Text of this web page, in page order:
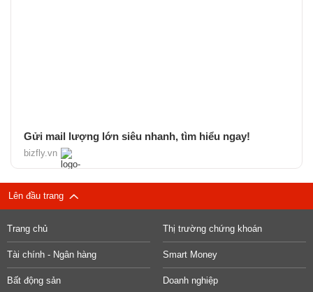
Gửi mail lượng lớn siêu nhanh, tìm hiểu ngay!
bizfly.vn
Lên đầu trang
Trang chủ Thị trường chứng khoán
Tài chính - Ngân hàng Smart Money
Bất động sản Doanh nghiệp